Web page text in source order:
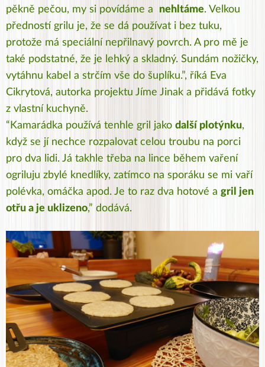
pěkně pečou, my si povídáme a nehltáme. Velkou
předností grilu je, že se dá používat i bez tuku,
protože má speciální nepřilnavý povrch. A pro mě je
také podstatné, že je lehký a skladný. Sundám nožičky,
vytáhnu kabel a strčím vše do šuplíku.”, říká Eva
Cikrytová, autorka projektu Jíme Jinak a přidává fotky
z vlastní kuchyně.
“Kamarádka používá tenhle gril jako další plotýnku,
když se jí nechce rozpalovat celou troubu na porci
pro dva lidi. Já takhle třeba na lince během vaření
ogriluju zbylé knedlíky, zatímco na sporáku se mi vaří
polévka, omáčka apod. Je to raz dva hotové a gril jen
otřu a je uklizeno,” dodává.